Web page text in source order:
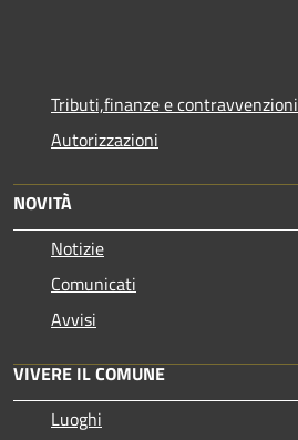
Tributi,finanze e contravvenzioni
Autorizzazioni
NOVITÀ
Notizie
Comunicati
Avvisi
VIVERE IL COMUNE
Luoghi